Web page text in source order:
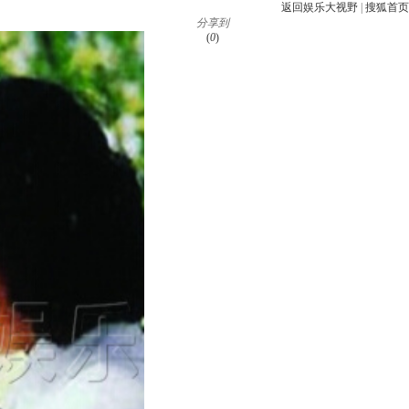
返回娱乐大视野 搜狐首页
分享到
(0)